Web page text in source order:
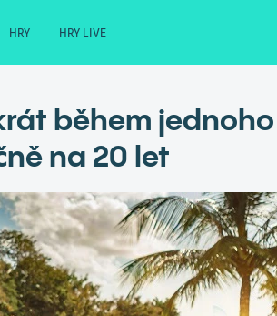
HRY HRY LIVE
během
na 20 let